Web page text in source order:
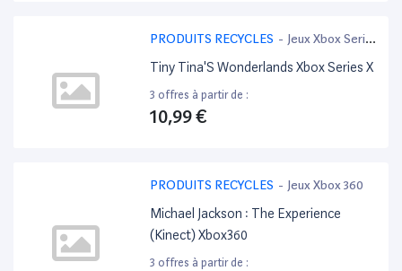
PRODUITS RECYCLES - Jeux Xbox Serie
X
Tiny Tina'S Wonderlands Xbox Series X
3 offres à partir de :
10,99 €
PRODUITS RECYCLES - Jeux Xbox 360
Michael Jackson : The Experience
(Kinect) Xbox360
3 offres à partir de :